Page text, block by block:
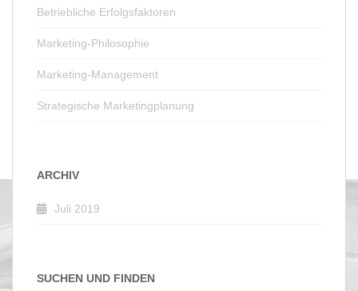
Betriebliche Erfolgsfaktoren
Marketing-Philosophie
Marketing-Management
Strategische Marketingplanung
ARCHIV
Juli 2019
SUCHEN UND FINDEN